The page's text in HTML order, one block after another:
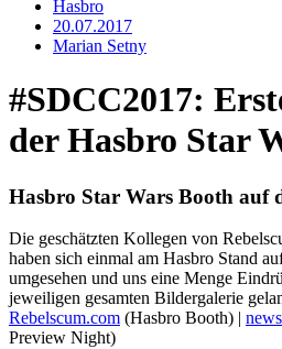
Hasbro
20.07.2017
Marian Setny
#SDCC2017:
der Hasbro Star
Hasbro Star Wars Booth auf
Die geschätzten Kollegen von
haben sich einmal am Hasbro Stand
umgesehen und uns eine Menge
jeweiligen gesamten Bildergalerie
Rebelscum.com (Hasbro Booth) |
Preview Night)